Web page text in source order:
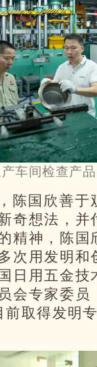
车间检查产
陈国欣善于
奇想法，
精神，陈
次用发明
日用五金
会专家委
前取得发明